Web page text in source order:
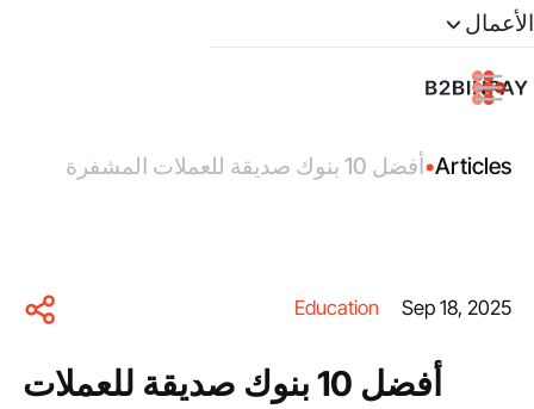
الأعمال
Articles
•
أفضل 10 بنوك صديقة للعملات المشفرة
Sep 18, 2025
Education
أفضل 10 بنوك صديقة للعملات